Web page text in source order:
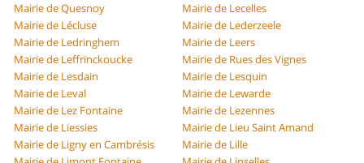
Mairie de Quesnoy
Mairie de Lecelles
Mairie de Lécluse
Mairie de Lederzeele
Mairie de Ledringhem
Mairie de Leers
Mairie de Leffrinckoucke
Mairie de Rues des Vignes
Mairie de Lesdain
Mairie de Lesquin
Mairie de Leval
Mairie de Lewarde
Mairie de Lez Fontaine
Mairie de Lezennes
Mairie de Liessies
Mairie de Lieu Saint Amand
Mairie de Ligny en Cambrésis
Mairie de Lille